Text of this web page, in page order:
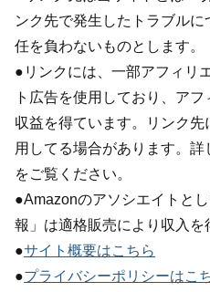
ンク先で発生したトラブル
任を負わないものとします。
●リンクには、一部アフィリ
ト広告を使用しており、ア
収益を得ています。リンク
用してる場合があります。詳
をご覧ください。
●Amazonのアソシエイトと
報」は適格販売により収入を
●サイト概要はこちら
●プライバシーポリシーはこ